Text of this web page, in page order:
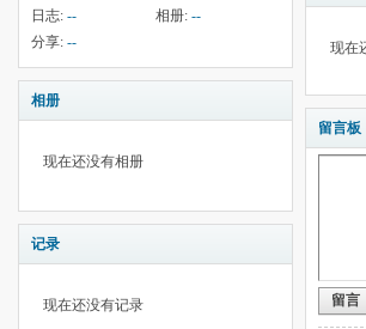
日志: -- 相册: --
分享: --
相册
现在还没有相册
记录
现在还没有记录
现在
留言板
留言